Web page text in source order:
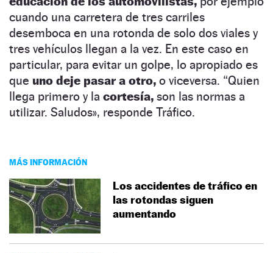
cuando una carretera de tres carriles
desemboca en una rotonda de solo dos viales y
tres vehículos llegan a la vez. En este caso en
particular, para evitar un golpe, lo apropiado es
que uno deje pasar a otro, o viceversa. “Quien
llega primero y la cortesía, son las normas a
utilizar. Saludos», responde Tráfico.
MÁS INFORMACIÓN
Los accidentes de tráfico en
las rotondas siguen
aumentando